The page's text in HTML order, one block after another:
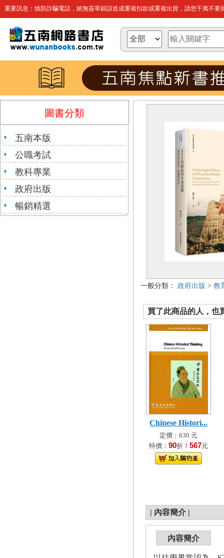
重要訊息：慎防詐騙電話，絕無簽單錯誤造成重複扣款或重複出貨，請您千萬不要
圖書分類
五南本版
公職考試
教科專業
政府出版
暢銷精選
一般分類： 政府出版 > 教
買了此商品的人，也
Chinese Histori...
定價：630 元
特價： 90折！ 567元
| 內容簡介 |
內容簡介